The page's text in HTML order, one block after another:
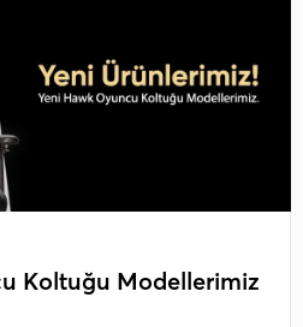
Koltuğu Modellerimiz